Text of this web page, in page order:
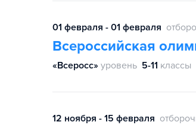
01 февраля - 01 февраля
Всероссийская
«Всеросс» уровень 5-11 классы
12 ноября - 15 февраля